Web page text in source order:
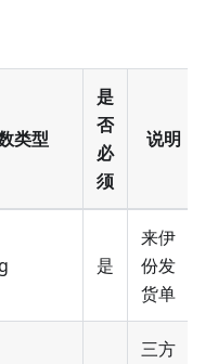
类型
是
否
必
须
说明
是
来伊
份发
货单
三方